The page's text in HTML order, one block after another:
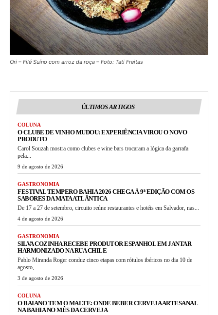
Ori – Filé Suíno com arroz da roça – Foto: Tati Freitas
ÚLTIMOS ARTIGOS
COLUNA
O CLUBE DE VINHO MUDOU: EXPERIÊNCIA VIROU O NOVO
PRODUTO
Carol Souzah mostra como clubes e wine bars trocaram a lógica da garrafa
pela...
9 de agosto de 2026
GASTRONOMIA
FESTIVAL TEMPERO BAHIA 2026 CHEGA À 9ª EDIÇÃO COM OS
SABORES DA MATA ATLÂNTICA
De 17 a 27 de setembro, circuito reúne restaurantes e hotéis em Salvador, nas...
4 de agosto de 2026
GASTRONOMIA
SILVA COZINHA RECEBE PRODUTOR ESPANHOL EM JANTAR
HARMONIZADO NA RUA CHILE
Pablo Miranda Roger conduz cinco etapas com rótulos ibéricos no dia 10 de
agosto,...
3 de agosto de 2026
COLUNA
O BAIANO TEM O MALTE: ONDE BEBER CERVEJA ARTESANAL
NA BAHIA NO MÊS DA CERVEJA